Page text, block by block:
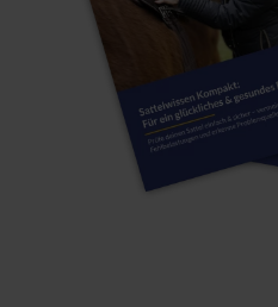
Kapitel 08:
Kapitel 09: